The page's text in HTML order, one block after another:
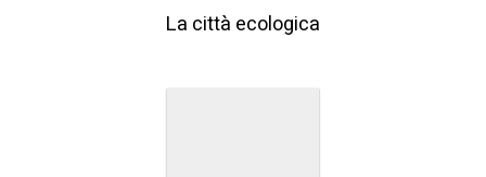
La città ecologica